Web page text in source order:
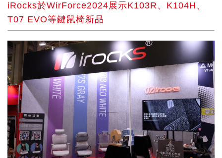
iRocks於WirForce2024展示K103R、K104H、
T07 EVO等鍵鼠椅新品